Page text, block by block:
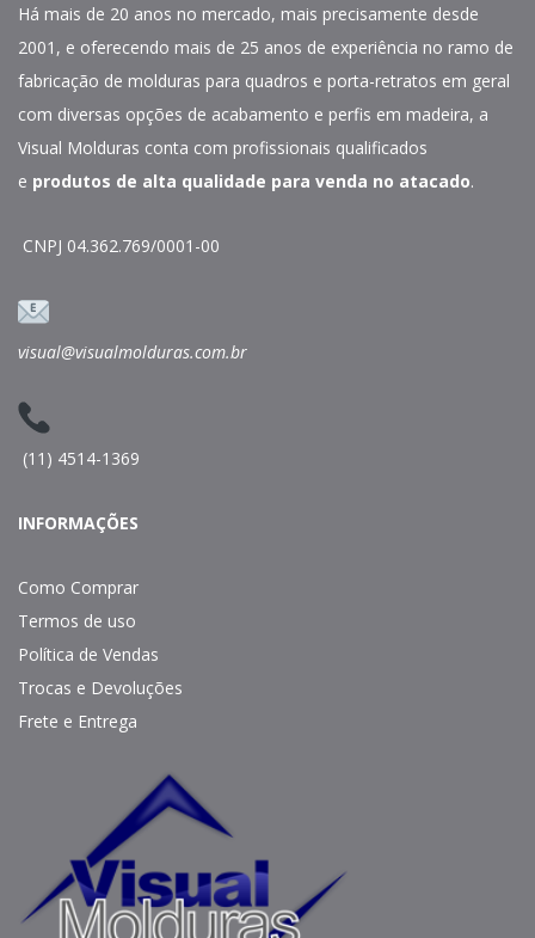
Há mais de 20 anos no mercado, mais precisamente desde
2001, e oferecendo mais de 25 anos de experiência no ramo de
fabricação de molduras para quadros e porta-retratos em geral
com diversas opções de acabamento e perfis em madeira, a
Visual Molduras conta com profissionais qualificados
e produtos de alta qualidade para venda no atacado.
CNPJ 04.362.769/0001-00
visual@visualmolduras.com.br
(11) 4514-1369
INFORMAÇÕES
Como Comprar
Termos de uso
Política de Vendas
Trocas e Devoluções
Frete e Entrega